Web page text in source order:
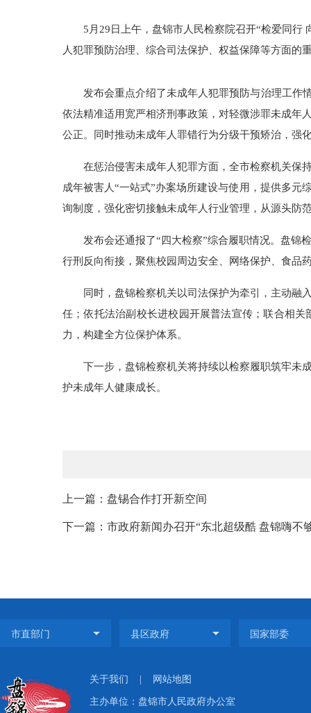
5月29日上午，盘锦市人民检察院召开“检爱同
人犯罪预防治理、综合司法保护、权益保障等方面的
发布会重点介绍了未成年人犯罪预防与治理工作
依法精准适用宽严相济刑事政策，对轻微涉罪未成年
公正。同时推动未成年人罪错行为分级干预矫治，强
在惩治侵害未成年人犯罪方面，全市检察机关保
成年被害人“一站式”办案场所建设与使用，提供多元
询制度，强化密切接触未成年人行业管理，从源头防
发布会还通报了“四大检察”综合履职情况。盘锦
行刑反向衔接，聚焦校园周边安全、网络保护、食品
同时，盘锦检察机关以司法保护为牵引，主动融
任；依托法治副校长进校园开展普法宣传；联合相
力，构建全方位保护体系。
下一步，盘锦检察机关将持续以检察履职筑牢未
护未成年人健康成长。
上一篇：盘锡合作打开新空间
下一篇：市政府新闻办召开“东北超级酷 盘锦嗨不
关于我们 网站地图
主办单位：盘锦市人民政府办公室